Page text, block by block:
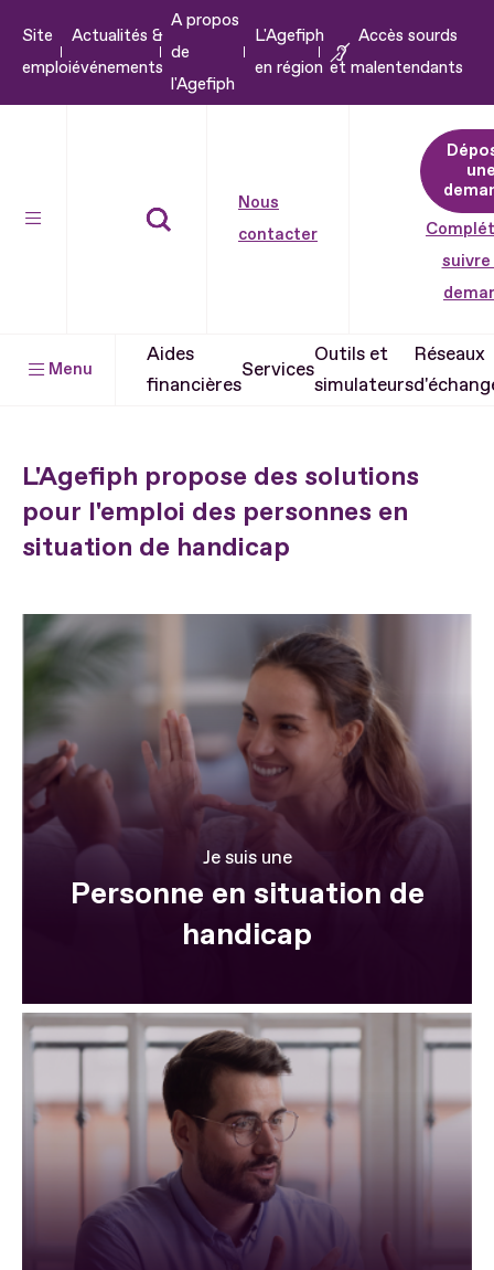
Aller
Site
emploi
Actualités &
événements
A propos
de
l'Agefiph
L'Agefiph
en région
Accès sourds
et malentendants
Nous
contacter
suivre
Menu
Aides
financières
Services
Outils et
simulateurs
Réseaux
L'Agefiph propose des solutions
pour l'emploi des personnes en
situation de handicap
Je suis une
Personne en situation de
handicap